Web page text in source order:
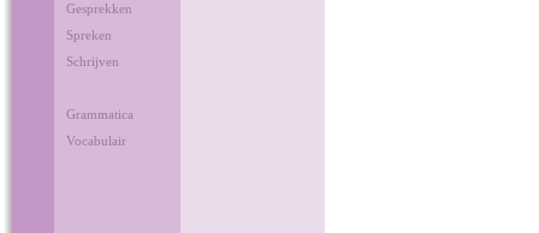
Gesprekken
Spreken
Schrijven
Grammatica
Vocabulair